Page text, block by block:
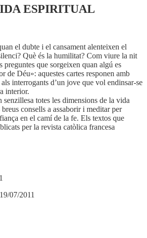
ESPIRITUAL
el dubte i el cansament alenteixen el
Què és la humilitat? Com viure la nit
preguntes que sorgeixen quan algú es
de Déu»: aquestes cartes responen amb
interrogants d’un jove que vol endinsar-se
interior.
senzillesa totes les dimensions de la vida
consells a assaborir i meditar per
en el camí de la fe. Els textos que
per la revista catòlica francesa
19/07/2011